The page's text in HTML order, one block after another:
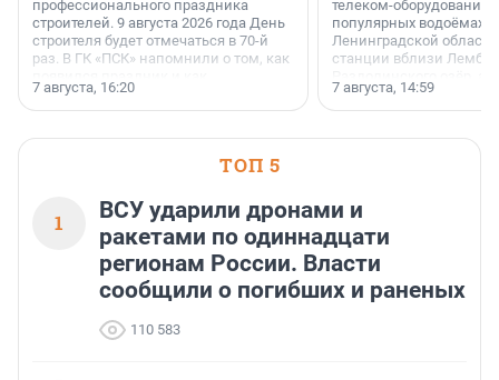
профессионального праздника
строителей. 9 августа 2026 года День
строителя будет отмечаться в 70-й
раз. В ГК «ПСК» напомнили о том, как
поменялась роль строительства.
7 августа, 16:20
телеком-оборудование
популярных водоёмах
Ленинградской
станции вблизи
недалеко от Большого
водопада.
7 августа, 14:59
ТОП 5
1
ВСУ ударили дронами и
ракетами по одиннадцати
регионам России. Власти
сообщили о погибших и раненых
110 583